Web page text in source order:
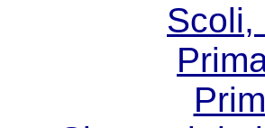
Scoli,